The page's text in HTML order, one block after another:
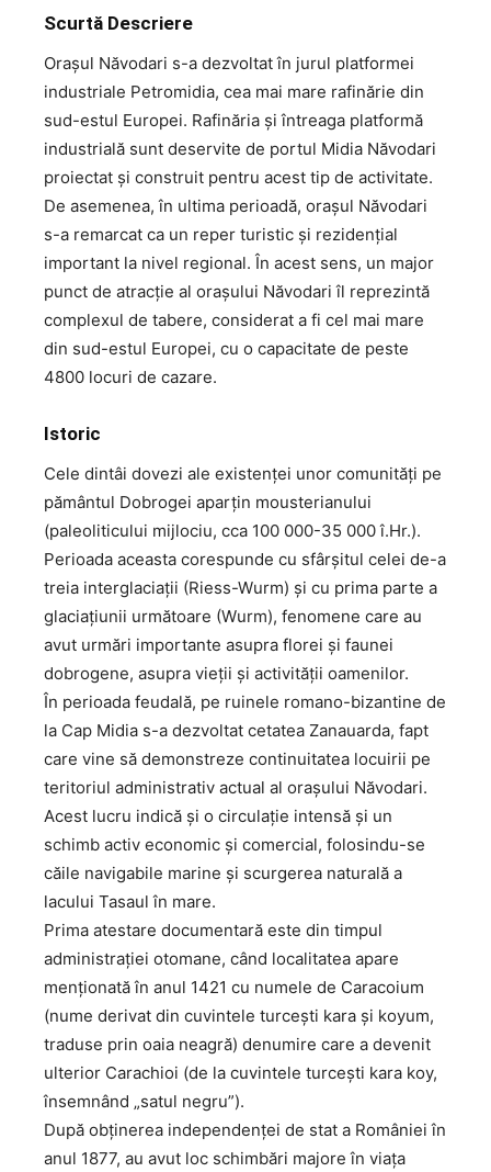
Scurtă Descriere
Oraşul Năvodari s-a dezvoltat în jurul platformei
industriale Petromidia, cea mai mare rafinărie din
sud-estul Europei. Rafinăria şi întreaga platformă
industrială sunt deservite de portul Midia Năvodari
proiectat şi construit pentru acest tip de activitate.
De asemenea, în ultima perioadă, oraşul Năvodari
s-a remarcat ca un reper turistic şi rezidenţial
important la nivel regional. În acest sens, un major
punct de atracţie al oraşului Năvodari îl reprezintă
complexul de tabere, considerat a fi cel mai mare
din sud-estul Europei, cu o capacitate de peste
4800 locuri de cazare.
Istoric
Cele dintâi dovezi ale existenței unor comunități pe
pământul Dobrogei aparțin mousterianului
(paleoliticului mijlociu, cca 100 000-35 000 î.Hr.).
Perioada aceasta corespunde cu sfârșitul celei de-a
treia interglaciații (Riess-Wurm) și cu prima parte a
glaciațiunii următoare (Wurm), fenomene care au
avut urmări importante asupra florei și faunei
dobrogene, asupra vieții și activității oamenilor.
În perioada feudală, pe ruinele romano-bizantine de
la Cap Midia s-a dezvoltat cetatea Zanauarda, fapt
care vine să demonstreze continuitatea locuirii pe
teritoriul administrativ actual al orașului Năvodari.
Acest lucru indică și o circulație intensă și un
schimb activ economic și comercial, folosindu-se
căile navigabile marine și scurgerea naturală a
lacului Tasaul în mare.
Prima atestare documentară este din timpul
administrației otomane, când localitatea apare
menționată în anul 1421 cu numele de Caracoium
(nume derivat din cuvintele turcești kara și koyum,
traduse prin oaia neagră) denumire care a devenit
ulterior Carachioi (de la cuvintele turcești kara koy,
însemnând „satul negru”).
După obținerea independenței de stat a României în
anul 1877, au avut loc schimbări majore în viața